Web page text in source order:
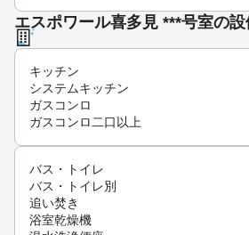
エスポワール喜多見 ***号室の設
キッチン
システムキッチン
ガスコンロ
ガスコンロ二口以上
バス・トイレ
バス・トイレ別
追い焚き
浴室乾燥機